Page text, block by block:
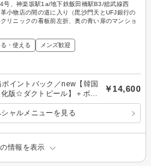
号、神楽坂駅1a/地下鉄飯田橋駅B3/総武線西
小物店の間の道に入り（毘沙門天とUFJ銀行の
リニックの看板前左折、奥の青い扉のマンショ
・使える メンズ歓迎
イントバック／new【韓国
版☆ダクトピール】＋ボデ
￥14,600
ャルメニューを見る
情報を表示